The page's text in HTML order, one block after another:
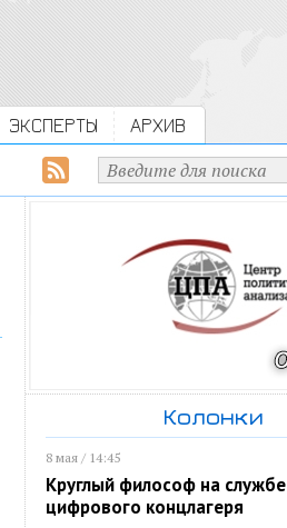
ЭКСПЕРТЫ АРХИВ
Колонки
8 мая / 14:45
Круглый философ на
цифрового концлагеря